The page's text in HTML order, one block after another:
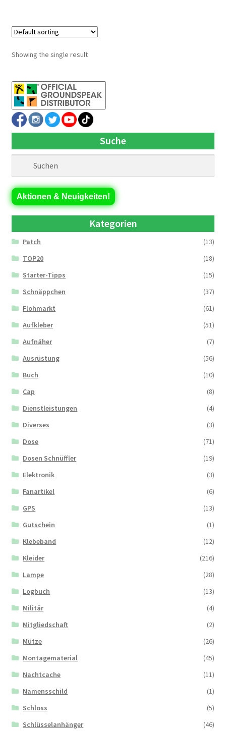
Showing the single result
Suche
Aktionen & Neuigkeiten!
Kategorien
Patch
(13)
TOP20
(18)
Starter-Tipps
(15)
Schnäppchen
(37)
Flohmarkt
(61)
Aufkleber
(51)
Aufnäher
(7)
Ausrüstung
(56)
Buch
(10)
Cap
(8)
Dienstleistungen
(4)
Diverses
(3)
Dose
(71)
Dosen Schnüffler
(19)
Elektronik
(3)
Fanartikel
(6)
GPS
(13)
Gutschein
(1)
Klebeband
(12)
Kleider
(216)
Lampe
(28)
Logbuch
(13)
Militär
(4)
Mitgliedschaft
(2)
Mütze
(26)
Montagematerial
(45)
Nachtcache
(11)
Namensschild
(1)
Schloss
(5)
Schlüsselanhänger
(46)